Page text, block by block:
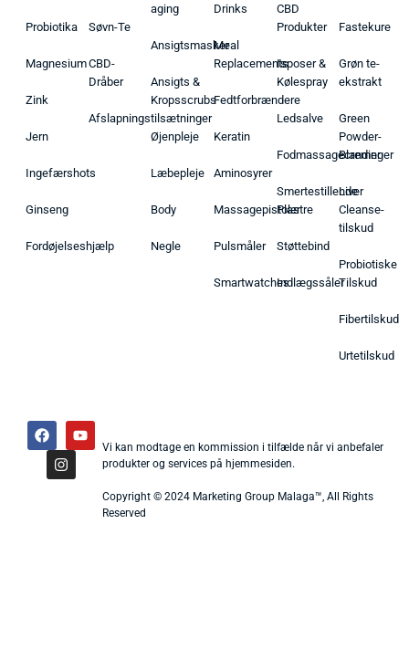
Probiotika
Magnesium
Zink
Jern
Ingefærshots
Ginseng
Fordøjelseshjælp
Søvn-Te
CBD-
Dråber
Afslapningstilsætninger
aging
Ansigtsmasker
Ansigts &
Kropsscrubs
Øjenpleje
Læbepleje
Body
Negle
Drinks
Meal
Replacements
Fedtforbrændere
Keratin
Aminosyrer
Massagepistoler
Pulsmåler
Smartwatches
CBD
Produkter
Isposer &
Kølespray
Ledsalve
Fodmassagecremer
Smertestillende
Plastre
Støttebind
Indlægssåler
Fastekure
Grøn te-
ekstrakt
Green
Powder-
Blandinger
Liver
Cleanse-
tilskud
Probiotiske
Tilskud
Fibertilskud
Urtetilskud
Vi kan modtage en kommission i tilfælde når vi anbefaler
produkter og services på hjemmesiden.
Copyright © 2024 Marketing Group Malaga™, All Rights
Reserved